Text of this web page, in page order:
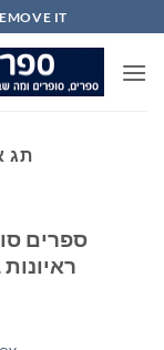
to
content
IT...
תג
ספרים